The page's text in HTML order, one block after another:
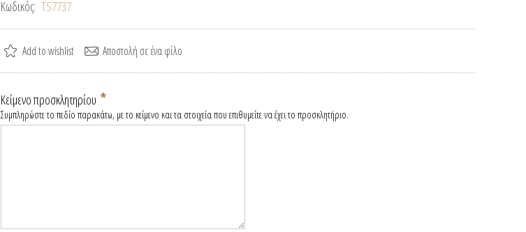
Κωδικός: TS7737
Κείμενο προσκλητηρίου *
Συμπληρώστε το πεδίο παρακάτω, με το κείμενο και τα στοιχεία που επιθυμείτε να έχει το προσκλητήριο.